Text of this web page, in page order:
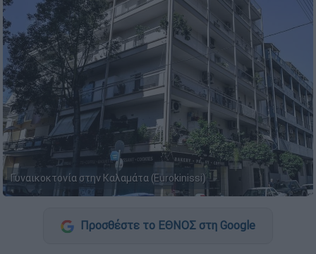
Γυναικοκτονία στην Καλαμάτα (Eurokinissi)
Προσθέστε το ΕΘΝΟΣ στη Google